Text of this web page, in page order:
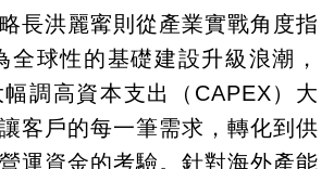
長洪麗寗則從產業實戰角度指
球性的基礎建設升級浪潮，
調高資本支出（CAPEX）大
客戶的每一筆需求，轉化到供
運資金的考驗。針對海外產能